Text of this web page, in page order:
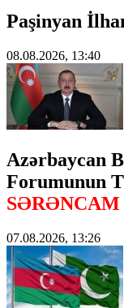
Paşinyan
08.08.2026, 13:40
Azərbaycan
Forumunun
SƏRƏNCAM
07.08.2026, 13:26